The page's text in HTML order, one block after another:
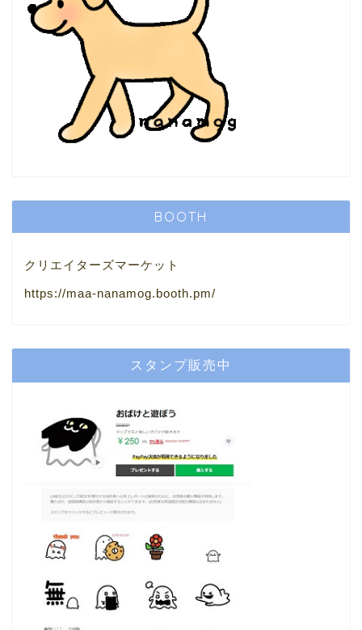
BOOTH
クリエイターズマーケット
https://maa-nanamog.booth.pm/
スタンプ販売中